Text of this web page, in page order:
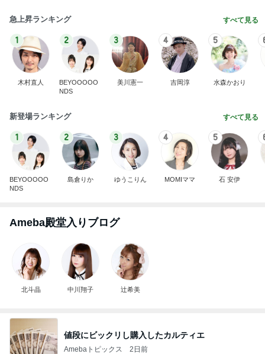
急上昇ランキング すべて見る
1
木村直人
2
BEYOOOOO
NDS
3
美川憲一
4
吉岡淳
5
水森かおり
新登場ランキング すべて見る
1
BEYOOOOO
NDS
2
島倉りか
3
ゆうこりん
4
MOMIママ
5
石 安伊
Ameba殿堂入りブログ
北斗晶 中川翔子 辻希美
値段にビックリし購入したカルティエ
Amebaトピックス 2日前